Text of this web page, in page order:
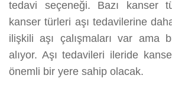
tedavi seçeneği. Bazı kanser
kanser türleri aşı tedavilerine
ilişkili aşı çalışmaları var ama
alıyor. Aşı tedavileri ileride
önemli bir yere sahip olacak.